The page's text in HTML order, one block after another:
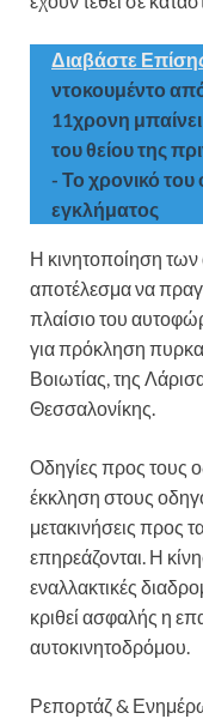
Διαβάστε
ντοκουμέντο
11χρονη
του θείου της
- Το χρονικό του
εγκλήματος
Η κινητοποίηση
αποτέλεσμα να
πλαίσιο του
για πρόκληση
Βοιωτίας, της
Θεσσαλονίκης.
Οδηγίες προς τους
έκκληση στους
μετακινήσεις προς
επηρεάζονται. Η
εναλλακτικές
κριθεί ασφαλής η
αυτοκινητοδρόμου.
Ρεπορτάζ &